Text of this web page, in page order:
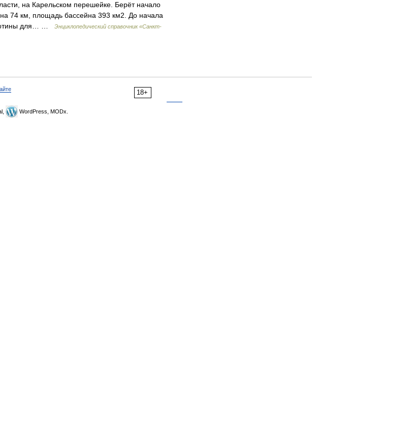
на Карельском перешейке. Берёт начало
74 км, площадь бассейна 393 км2. До начала
для… …
Энциклопедический справочник «Санкт-
18+
WordPress, MODx.